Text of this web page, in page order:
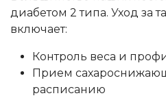
диабетом 2 типа. Уход за
включает:
Контроль веса и
Прием
расписанию